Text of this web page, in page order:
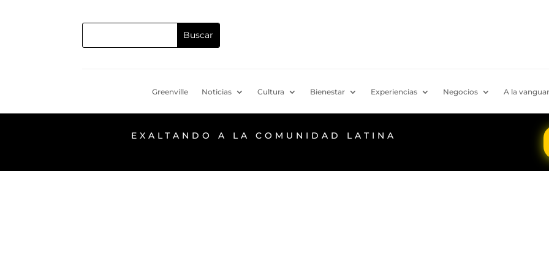
Greenville Noticias Cultura Bienestar Experiencias Negocios A la
EXALTANDO A LA COMUNIDAD LATINA